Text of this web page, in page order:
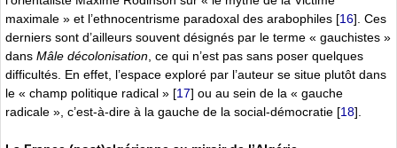
maximale » et l’ethnocentrisme paradoxal des arabophiles [16] . Ces
derniers sont d’ailleurs souvent désignés par le terme « gauchistes »
dans Mâle décolonisation , ce qui n’est pas sans poser quelques
difficultés. En effet, l’espace exploré par l’auteur se situe plutôt dans
le « champ politique radical » [17] ou au sein de la « gauche
radicale », c’est-à-dire à la gauche de la social-démocratie [18]